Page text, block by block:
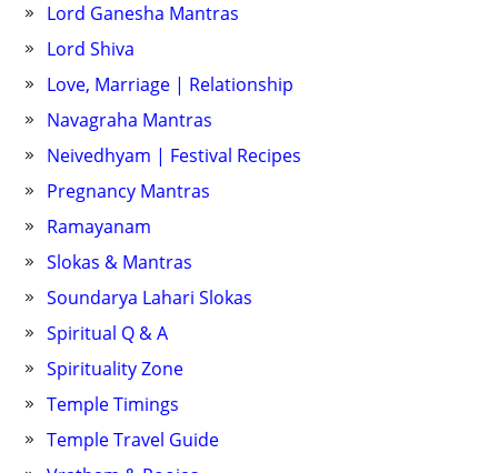
Lord Ganesha Mantras
Lord Shiva
Love, Marriage | Relationship
Navagraha Mantras
Neivedhyam | Festival Recipes
Pregnancy Mantras
Ramayanam
Slokas & Mantras
Soundarya Lahari Slokas
Spiritual Q & A
Spirituality Zone
Temple Timings
Temple Travel Guide